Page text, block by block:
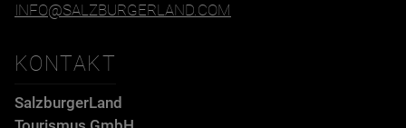
INFO@SALZBURGERLAND.COM
KONTAKT
SalzburgerLand